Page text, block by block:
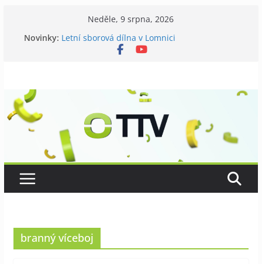
Neděle, 9 srpna, 2026
Novinky: Letní sborová dílna v Lomnici
Chovatelé si připomněli 120 let své existence
branný víceboj